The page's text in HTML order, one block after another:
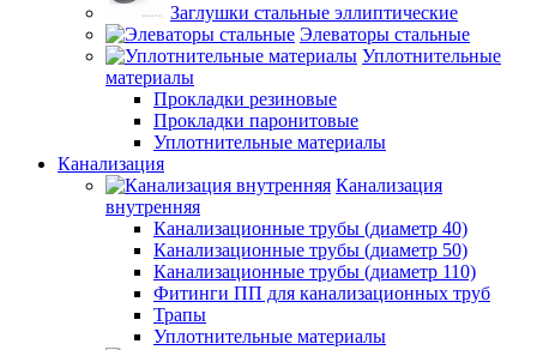
Заглушки стальные эллиптические
Элеваторы стальные
Уплотнительные
материалы
Прокладки резиновые
Прокладки паронитовые
Уплотнительные материалы
Канализация
Канализация
внутренняя
Канализационные трубы (диаметр 40)
Канализационные трубы (диаметр 50)
Канализационные трубы (диаметр 110)
Фитинги ПП для канализационных труб
Трапы
Уплотнительные материалы